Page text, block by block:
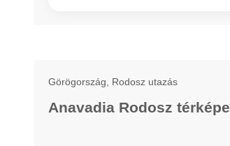
Görögország, Rodosz utazás
Anavadia Rodosz térképe